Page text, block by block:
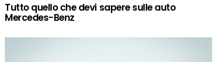
Tutto quello che devi sapere sulle auto
Mercedes-Benz